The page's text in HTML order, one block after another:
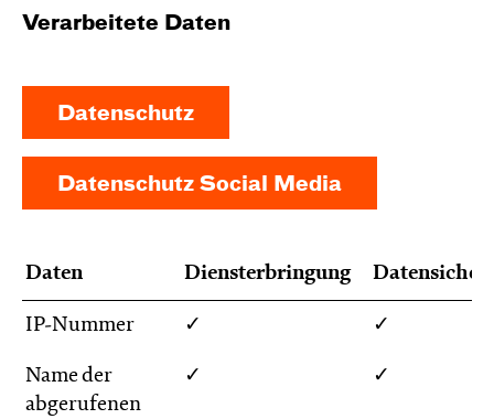
Verarbeitete Daten
Datenschutz
Datenschutz Social Media
Daten Diensterbringung
IP-Nummer ✓ ✓
Name der
abgerufenen
✓ ✓